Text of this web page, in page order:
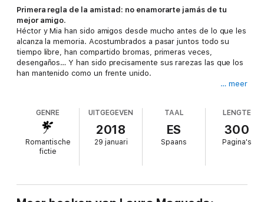
Primera regla de la amistad: no enamorarte jamás de tu
mejor amigo.
Héctor y Mia han sido amigos desde mucho antes de lo que les
alcanza la memoria. Acostumbrados a pasar juntos todo su
tiempo libre, han compartido bromas, primeras veces,
desengaños… Y han sido precisamente sus rarezas las que los
han mantenido como un frente unido.
vivir el uno sin el otro sabiendo que es probable que no
vuelvan a verse.
Pasan los años y Mia, con la sensación de que le falta la mitad
guapísimo jefe, convencida de que ella podría ser la mujer de
amigo regrese.
… meer
GENRE
Romantische
fictie
UITGEGEVEN
2018
29 januari
TAAL
ES
Spaans
LENGTE
300
Pagina's